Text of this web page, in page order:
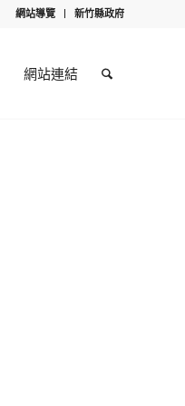
網站導覽 新竹縣政府
網站連結